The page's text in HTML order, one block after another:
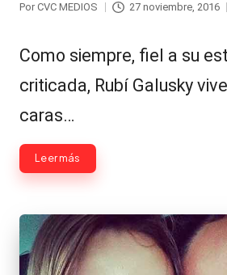
Por CVC MEDIOS 27 noviembre, 2016
Como siempre, fiel a su
criticada, Rubí Galusky
caras…
Leer más